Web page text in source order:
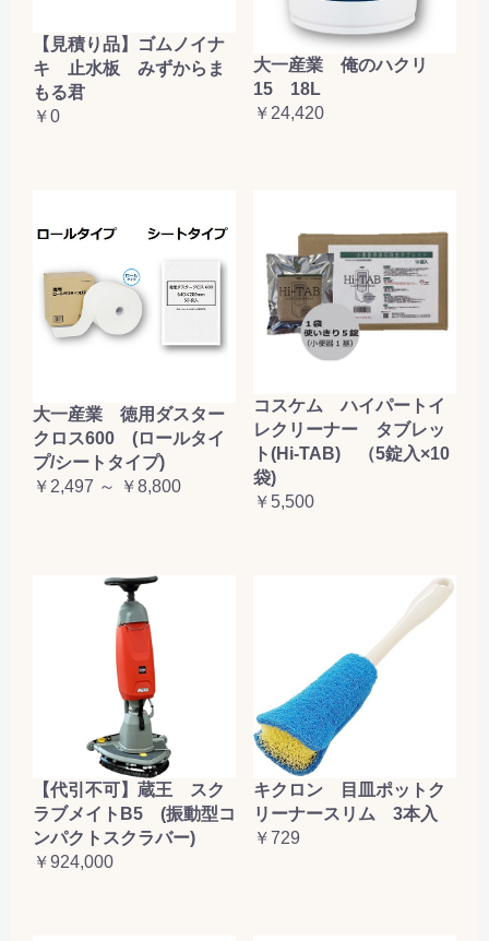
【見積り品】ゴムノイナ
キ 止水板 みずからま
もる君
￥0
大一産業 俺のハクリ
15 18L
￥24,420
大一産業 徳用ダスター
クロス600 (ロールタイ
プ/シートタイプ)
￥2,497 ～ ￥8,800
コスケム ハイパートイ
レクリーナー タブレッ
ト(Hi-TAB) （5錠入×10
袋)
￥5,500
【代引不可】蔵王 スク
ラブメイトB5 (振動型コ
ンパクトスクラバー)
￥924,000
キクロン 目皿ポットク
リーナースリム 3本入
￥729